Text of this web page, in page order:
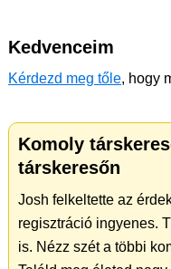
Kedvenceim
Kérdezd meg tőle, hogy
Komoly
társkeresőn
Josh felkeltette az
regisztráció ingyenes.
is. Nézz szét a többi